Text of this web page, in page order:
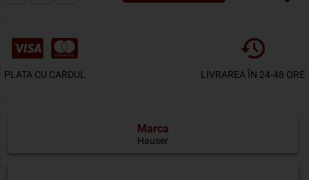
PLATA CU CARDUL LIVRAREA ÎN 24-48 ORE
Marca
Hauser